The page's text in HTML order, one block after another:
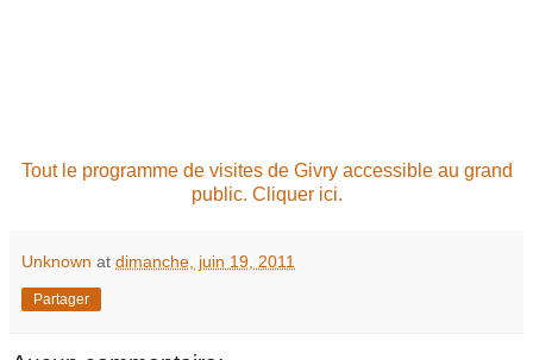
Tout le programme de visites de Givry accessible au grand
public. Cliquer ici.
Unknown at dimanche, juin 19, 2011
Partager